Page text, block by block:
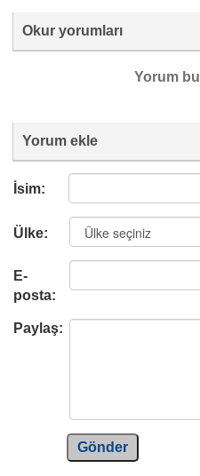
Okur yorumları
Yorum
Yorum ekle
İsim:
Ülke:
E-
posta:
Paylaş:
Gönder